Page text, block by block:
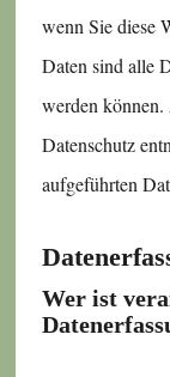
wenn Sie diese
Daten sind alle
werden
Datenschutz
aufgeführten
Wer ist